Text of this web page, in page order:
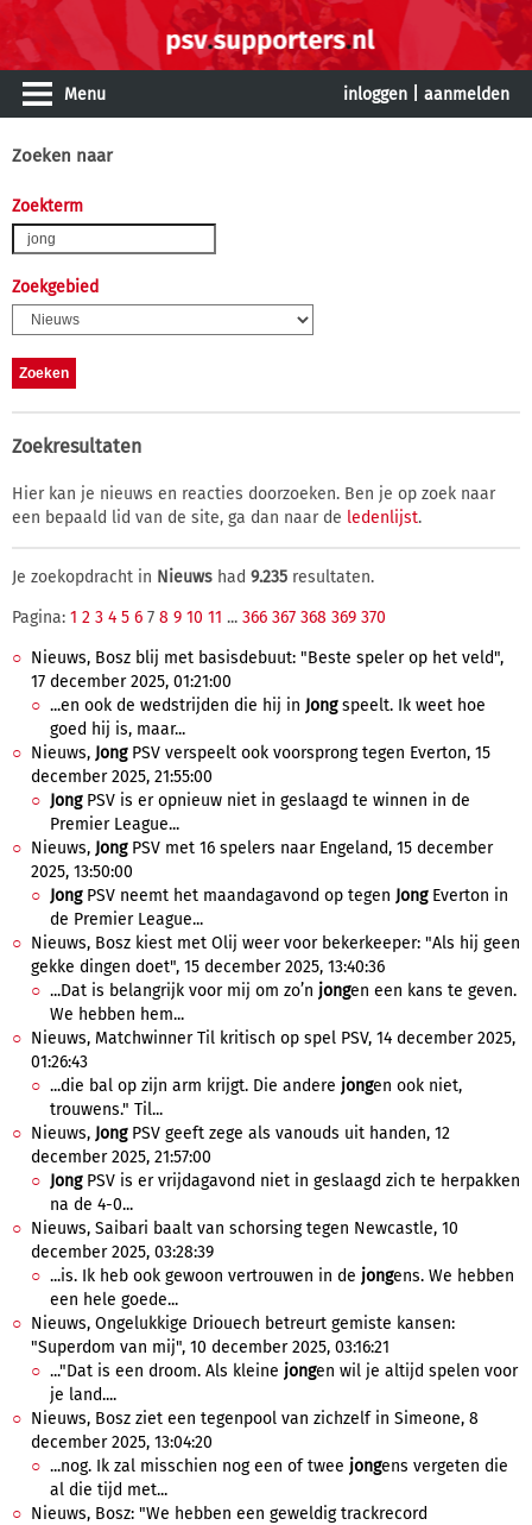
Menu inloggen aanmelden
Zoeken naar
Zoekterm
Zoekgebied
Zoekresultaten
Hier kan je nieuws en reacties doorzoeken. Ben je op zoek naar
een bepaald lid van de site, ga dan naar de ledenlijst.
Je zoekopdracht in Nieuws had 9.235 resultaten.
Pagina: 1 2 3 4 5 6 7 8 9 10 11 ... 366 367 368 369 370
Nieuws, Bosz blij met basisdebuut: "Beste speler op het veld",
17 december 2025, 01:21:00
...en ook de wedstrijden die hij in Jongspeelt. Ik weet hoe
goed hij is, maar...
Nieuws, JongPSV verspeelt ook voorsprong tegen Everton, 15
december 2025, 21:55:00
JongPSV is er opnieuw niet in geslaagd te winnen in de
Premier League...
Nieuws, JongPSV met 16 spelers naar Engeland, 15 december
2025, 13:50:00
JongPSV neemt het maandagavond op tegen JongEverton in
de Premier League...
Nieuws, Bosz kiest met Olij weer voor bekerkeeper: "Als hij geen
gekke dingen doet", 15 december 2025, 13:40:36
...Dat is belangrijk voor mij om zo’n jongen een kans te geven.
We hebben hem...
Nieuws, Matchwinner Til kritisch op spel PSV, 14 december 2025,
01:26:43
...die bal op zijn arm krijgt. Die andere jongen ook niet,
trouwens." Til...
Nieuws, JongPSV geeft zege als vanouds uit handen, 12
december 2025, 21:57:00
JongPSV is er vrijdagavond niet in geslaagd zich te herpakken
na de 4-0...
Nieuws, Saibari baalt van schorsing tegen Newcastle, 10
december 2025, 03:28:39
...is. Ik heb ook gewoon vertrouwen in de jongens. We hebben
een hele goede...
Nieuws, Ongelukkige Driouech betreurt gemiste kansen:
"Superdom van mij", 10 december 2025, 03:16:21
..."Dat is een droom. Als kleine jongen wil je altijd spelen voor
je land....
Nieuws, Bosz ziet een tegenpool van zichzelf in Simeone, 8
december 2025, 13:04:20
...nog. Ik zal misschien nog een of twee jongens vergeten die
al die tijd met...
Nieuws, Bosz: "We hebben een geweldig trackrecord